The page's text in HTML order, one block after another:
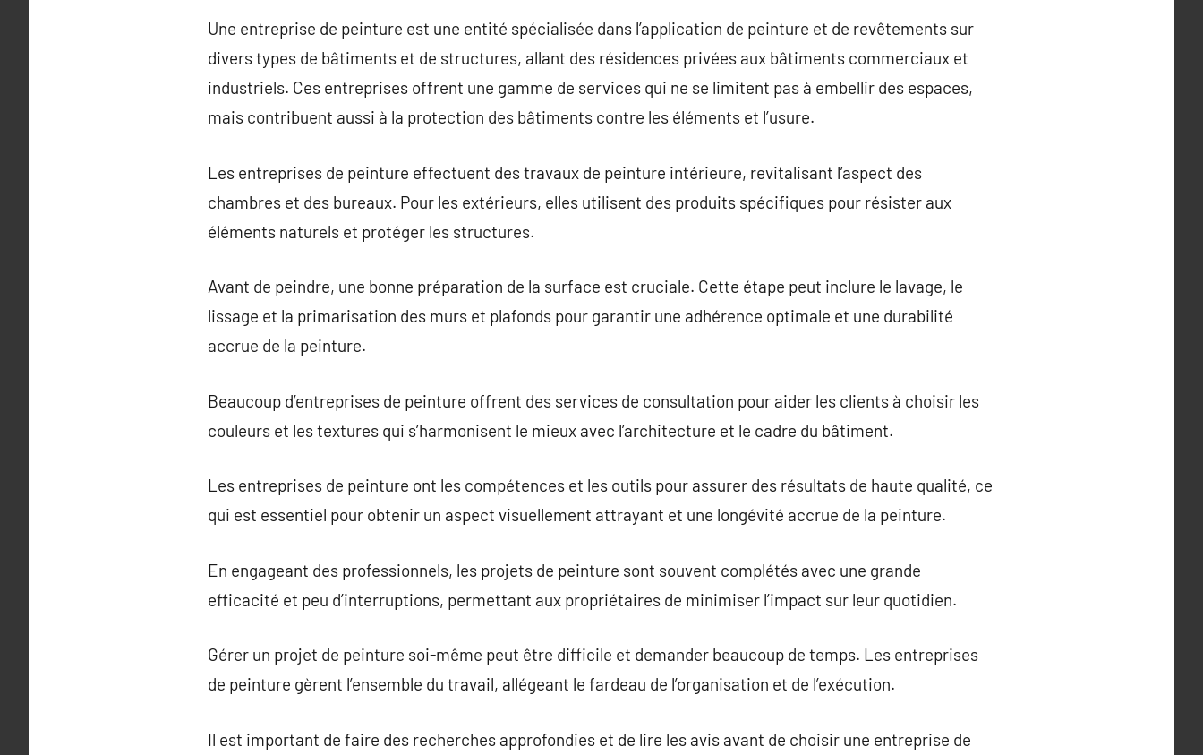
Une entreprise de peinture est une entité spécialisée dans l’application de peinture et de revêtements sur
divers types de bâtiments et de structures, allant des résidences privées aux bâtiments commerciaux et
industriels. Ces entreprises offrent une gamme de services qui ne se limitent pas à embellir des espaces,
mais contribuent aussi à la protection des bâtiments contre les éléments et l’usure.
Les entreprises de peinture effectuent des travaux de peinture intérieure, revitalisant l’aspect des
chambres et des bureaux. Pour les extérieurs, elles utilisent des produits spécifiques pour résister aux
éléments naturels et protéger les structures.
Avant de peindre, une bonne préparation de la surface est cruciale. Cette étape peut inclure le lavage, le
lissage et la primarisation des murs et plafonds pour garantir une adhérence optimale et une durabilité
accrue de la peinture.
Beaucoup d’entreprises de peinture offrent des services de consultation pour aider les clients à choisir les
couleurs et les textures qui s’harmonisent le mieux avec l’architecture et le cadre du bâtiment.
Les entreprises de peinture ont les compétences et les outils pour assurer des résultats de haute qualité, ce
qui est essentiel pour obtenir un aspect visuellement attrayant et une longévité accrue de la peinture.
En engageant des professionnels, les projets de peinture sont souvent complétés avec une grande
efficacité et peu d’interruptions, permettant aux propriétaires de minimiser l’impact sur leur quotidien.
Gérer un projet de peinture soi-même peut être difficile et demander beaucoup de temps. Les entreprises
de peinture gèrent l’ensemble du travail, allégeant le fardeau de l’organisation et de l’exécution.
Il est important de faire des recherches approfondies et de lire les avis avant de choisir une entreprise de